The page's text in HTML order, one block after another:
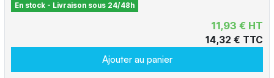
En stock - Livraison sous 24/48h
11,93 € HT
14,32 € TTC
Ajouter au panier